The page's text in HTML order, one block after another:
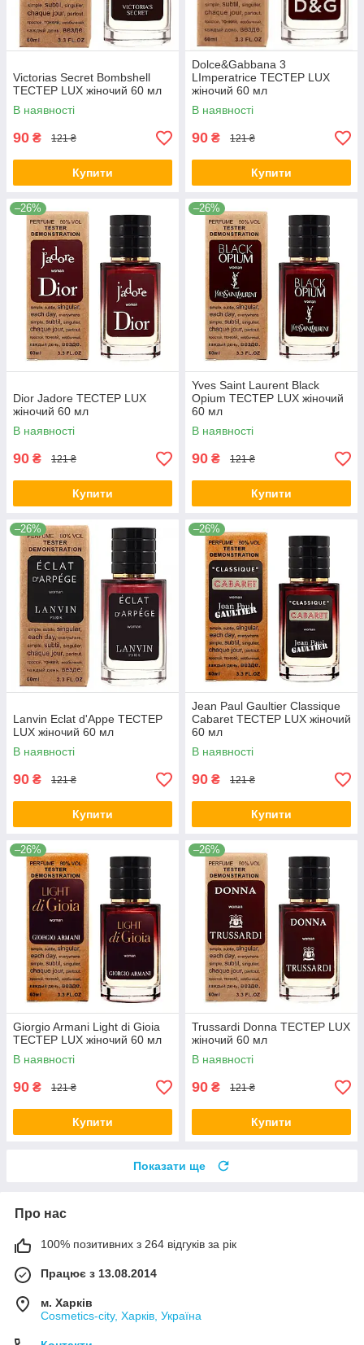
Victorias Secret Bombshell
TEСТЕР LUX жіночий 60 мл
В наявності
90 ₴ 121 ₴
Купити
Dolce&Gabbana 3
LImperatrice ТЕСТЕР LUX
жіночий 60 мл
В наявності
90 ₴ 121 ₴
Купити
–26%
Dior Jadore ТЕСТЕР LUX
жіночий 60 мл
В наявності
90 ₴ 121 ₴
Купити
–26%
Yves Saint Laurent Black
Opium TECТЕР LUX жіночий
60 мл
В наявності
90 ₴ 121 ₴
Купити
–26%
Lanvin Eclat d'Appe ТЕСТЕР
LUX жіночий 60 мл
В наявності
90 ₴ 121 ₴
Купити
–26%
Jean Paul Gaultier Classique
Cabaret ТЕСТЕР LUX жіночий
60 мл
В наявності
90 ₴ 121 ₴
Купити
–26%
Giorgio Armani Light di Gioia
ТЕСТЕР LUX жіночий 60 мл
В наявності
90 ₴ 121 ₴
Купити
–26%
Trussardi Donna TEСТЕР LUX
жіночий 60 мл
В наявності
90 ₴ 121 ₴
Купити
Показати ще
Про нас
100% позитивних з 264 відгуків за рік
Працює з 13.08.2014
м. Харків
Cosmetics-city, Харків, Україна